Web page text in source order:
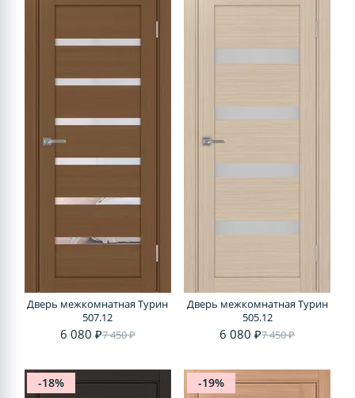
Дверь межкомнатная Турин
507.12
6 080 ₽7 450 ₽
Дверь межкомнатная Турин
505.12
6 080 ₽7 450 ₽
-18% -19%